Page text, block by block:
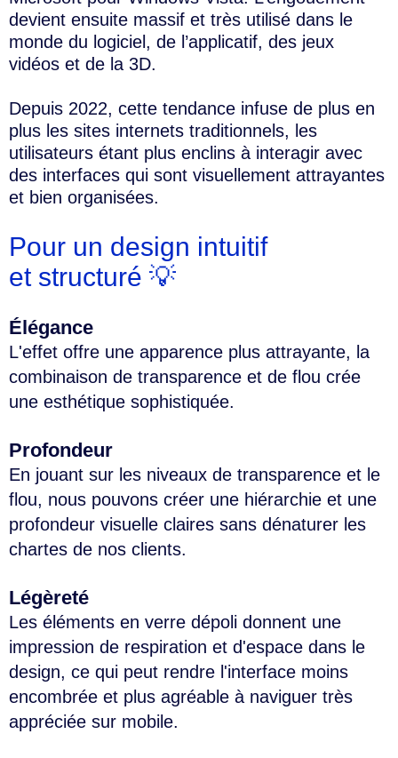
devient ensuite massif et très utilisé dans le
monde du logiciel, de l’applicatif, des jeux
vidéos et de la 3D.
Depuis 2022, cette tendance infuse de plus en
plus les sites internets traditionnels, les
utilisateurs étant plus enclins à interagir avec
des interfaces qui sont visuellement attrayantes
et bien organisées.
Pour un design intuitif
et structuré 💡
Élégance
L'effet offre une apparence plus attrayante, la
combinaison de transparence et de flou crée
une esthétique sophistiquée.
Profondeur
En jouant sur les niveaux de transparence et le
flou, nous pouvons créer une hiérarchie et une
profondeur visuelle claires sans dénaturer les
chartes de nos clients.
Légèreté
Les éléments en verre dépoli donnent une
impression de respiration et d'espace dans le
design, ce qui peut rendre l'interface moins
encombrée et plus agréable à naviguer très
appréciée sur mobile.